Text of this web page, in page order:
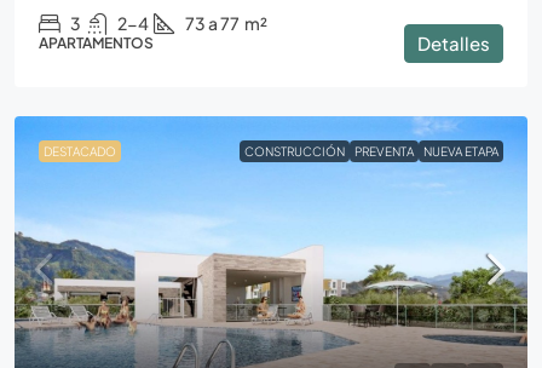
3 2-4 73 a 77 m²
APARTAMENTOS Detalles
DESTACADO CONSTRUCCIÓN PREVENTA NUEVA ETAPA